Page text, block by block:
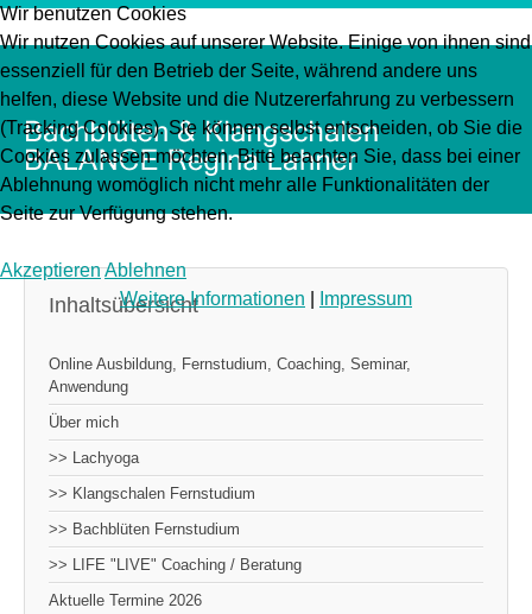
Inhaltsübersicht
Online Ausbildung, Fernstudium, Coaching, Seminar,
Anwendung
Über mich
>> Lachyoga
>> Klangschalen Fernstudium
>> Bachblüten Fernstudium
>> LIFE "LIVE" Coaching / Beratung
Aktuelle Termine 2026
Wir benutzen Cookies
Wir nutzen Cookies auf unserer Website. Einige von ihnen sind
essenziell für den Betrieb der Seite, während andere uns
helfen, diese Website und die Nutzererfahrung zu verbessern
(Tracking Cookies). Sie können selbst entscheiden, ob Sie die
Cookies zulassen möchten. Bitte beachten Sie, dass bei einer
Ablehnung womöglich nicht mehr alle Funktionalitäten der
Seite zur Verfügung stehen.
AkzeptierenAblehnen
Weitere Informationen
Impressum